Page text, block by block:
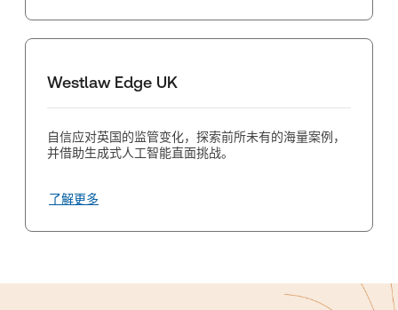
Westlaw Edge UK
自信应对英国的监管变化，探索前所未有的海量案例，
并借助生成式人工智能直面挑战。
了解更多